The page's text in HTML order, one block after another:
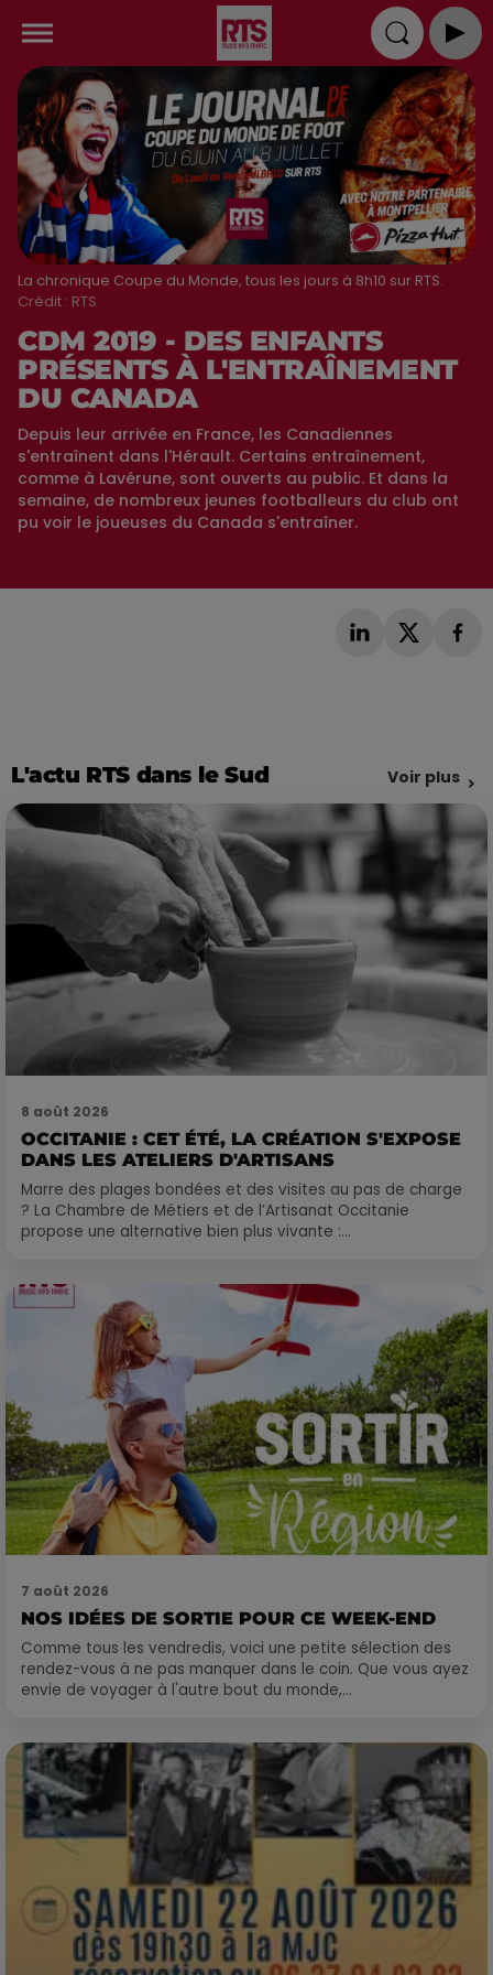
La chronique Coupe du Monde, tous les jours à 8h10 sur RTS.
Crédit : RTS
CDM 2019 - DES ENFANTS
PRÉSENTS À L'ENTRAÎNEMENT
DU CANADA
Depuis leur arrivée en France, les Canadiennes
s'entraînent dans l'Hérault. Certains entraînement,
comme à Lavérune, sont ouverts au public. Et dans la
semaine, de nombreux jeunes footballeurs du club ont
pu voir le joueuses du Canada s'entraîner.
L'actu RTS dans le Sud Voir plus
8 août 2026
OCCITANIE : CET ÉTÉ, LA CRÉATION S'EXPOSE
DANS LES ATELIERS D'ARTISANS
Marre des plages bondées et des visites au pas de charge
? La Chambre de Métiers et de l’Artisanat Occitanie
propose une alternative bien plus vivante :...
7 août 2026
NOS IDÉES DE SORTIE POUR CE WEEK-END
Comme tous les vendredis, voici une petite sélection des
rendez-vous à ne pas manquer dans le coin. Que vous ayez
envie de voyager à l'autre bout du monde,...